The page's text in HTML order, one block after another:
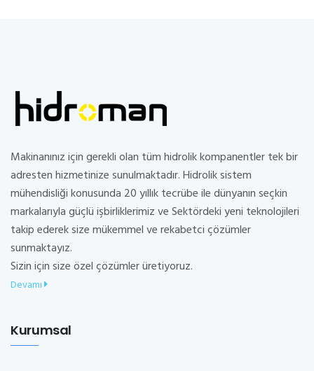
Makinanınız için gerekli olan tüm hidrolik kompanentler tek bir
adresten hizmetinize sunulmaktadır. Hidrolik sistem
mühendisliği konusunda 20 yıllık tecrübe ile dünyanın seçkin
markalarıyla güçlü işbirliklerimiz ve Sektördeki yeni teknolojileri
takip ederek size mükemmel ve rekabetci çözümler
sunmaktayız.
Sizin için size özel çözümler üretiyoruz.
Devamı
Kurumsal